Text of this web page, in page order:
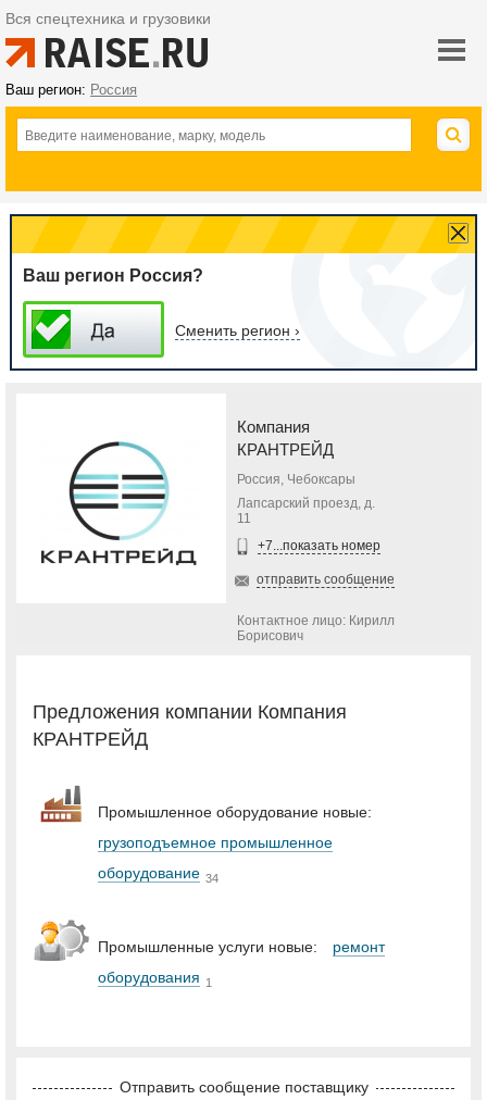
Вся спецтехника и грузовики
Ваш регион: Россия
Ваш регион Россия?
Сменить регион ›
Компания
КРАНТРЕЙД
Россия, Чебоксары
Лапсарский проезд, д.
11
+7...показать номер
отправить сообщение
Контактное лицо: Кирилл
Борисович
Предложения компании Компания
КРАНТРЕЙД
Промышленное оборудование новые:
грузоподъемное промышленное
оборудование 34
Промышленные услуги новые:
ремонт
оборудования 1
Отправить сообщение поставщику